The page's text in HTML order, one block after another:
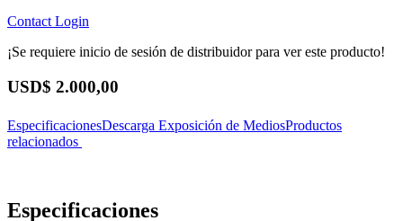
Contact Login
¡Se requiere inicio de sesión de distribuidor para ver este producto!
USD$ 2.000,00
EspecificacionesDescarga Exposición de MediosProductos
relacionados
Especificaciones